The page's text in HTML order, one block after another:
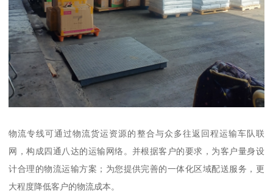
物流专线可通过物流货运资源的整合与众多往返回程运输车队联
网，构成四通八达的运输网络。并根据客户的要求，为客户量身设
计合理的物流运输方案；为您提供完善的一体化区域配送服务，更
大程度降低客户的物流成本。